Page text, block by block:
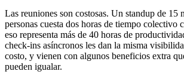
Las reuniones son costosas. Un standup de 15
personas cuesta dos horas de tiempo colectivo
eso representa más de 40 horas de
check-ins asíncronos les dan la misma
costo, y vienen con algunos beneficios extra
pueden igualar.